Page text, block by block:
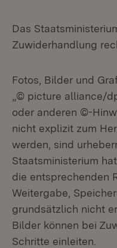
Das
Zuwiderhandlung
Fotos, Bilder und
„© picture alliance/
oder anderen ©-
nicht explizit zum
werden, sind
Staatsministerium
die entsprechenden
Weitergabe,
grundsätzlich nicht
Bilder können bei
Schritte einleiten.